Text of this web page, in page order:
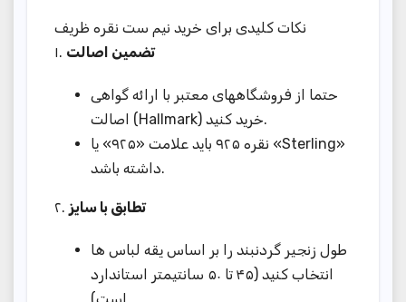
نکات کلیدی برای خرید نیم ست نقره ظریف
۱. تضمین اصالت
حتما از فروشگاههای معتبر با ارائه گواهی
اصالت (Hallmark) خرید کنید.
نقره ۹۲۵ باید علامت «۹۲۵» یا «Sterling»
داشته باشد.
۲. تطابق با سایز
طول زنجیر گردنبند را بر اساس یقه لباس ها
انتخاب کنید (۴۵ تا ۵۰ سانتیمتر استاندارد